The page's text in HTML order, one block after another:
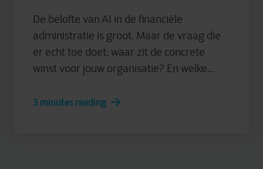
De belofte van AI in de financiële
administratie is groot. Maar de vraag die
er echt toe doet: waar zit de concrete
winst voor jouw organisatie? En welke...
3 minutes reading